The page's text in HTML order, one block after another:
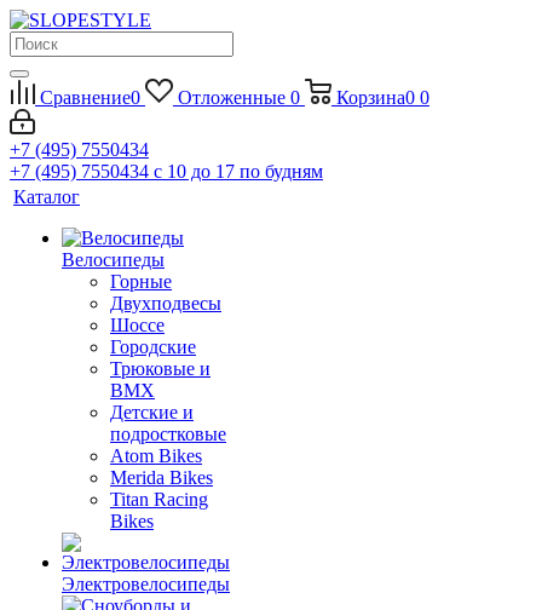
Сравнение0 Отложенные 0 Корзина0 0
+7 (495) 7550434
+7 (495) 7550434 с 10 до 17 по будням
Каталог
Велосипеды
Горные
Двухподвесы
Шоссе
Городские
Трюковые и
BMX
Детские и
подростковые
Atom Bikes
Merida Bikes
Titan Racing
Bikes
Электровелосипеды